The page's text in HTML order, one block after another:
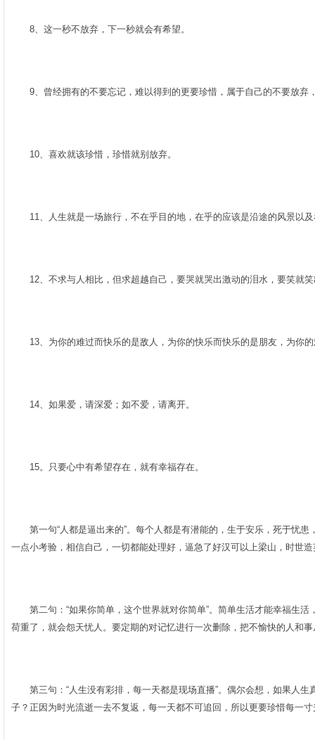
8、这一秒不放弃，下一秒就会有希望。­
9、曾经拥有的不要忘记，难以得到的更要珍惜，属于自己的不要放弃
10、喜欢就该珍惜，珍惜就别放弃。­
11、人生就是一场旅行，不在乎目的地，在乎的应该是沿途的风景以及
12、不求与人相比，但求超越自己，要哭就哭出激动的泪水，要笑就笑
13、为你的难过而快乐的是敌人，为你的快乐而快乐的是朋友，为你的
14、如果爱，请深爱；如不爱，请离开。­
15。只要心中有希望存在，就有幸福存在。­
第一句“人都是逼出来的”。每个人都是有潜能的，生于安乐，死于忧患
一点小考验，相信自己，一切都能处理好，逼急了好汉可以上梁山，时世
第二句：“如果你简单，这个世界就对你简单”。简单生活才能幸福生活
荷重了，就会怨天忧人。要定期的对记忆进行一次删除，把不愉快的人和
第三句：“人生没有彩排，每一天都是现场直播”。偶尔会想，如果人生
子？正因为时光流逝一去不复返，每一天都不可追回，所以更要珍惜每一